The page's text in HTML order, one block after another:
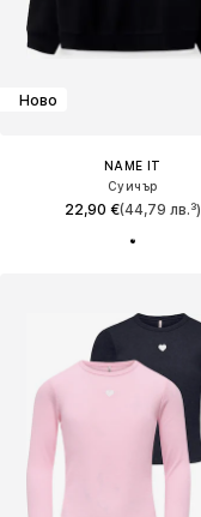
Ново
NAME IT
Суичър
22,90 €(44,79 лв.³)